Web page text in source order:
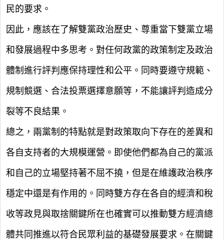
民的要求。
因此，應該在了解雙黨政治歷史、尊重當下雙黨立場
和發展過程中多思考。對任何政黨的政策制定及政治
體制進行評判應保持理性和公平。同時要遵守規範、
規制競選、合法投票選擇意願等，不能讓評判造成分
裂等不良結果。
總之，兩黨制的特點就是對政策取向下存在的差異和
各自支持者的大規模運營。即使他們都為自己的黨派
和自己的立場堅持著不屈不撓，但是在維護政治秩序
穩定中還是有作用的。同時雙方存在各自的經濟和稅
收等政見與取捨關鍵所在也確實可以推動雙方經濟總
體共同推進以符合民眾利益的基礎發展要求。在關鍵